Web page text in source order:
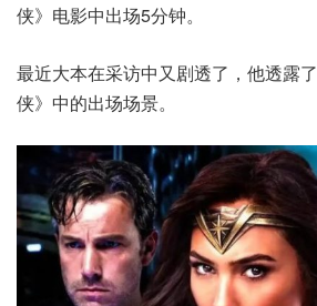
侠》电影中出场5分钟。
最近大本在采访中又剧透了，他透露了
侠》中的出场场景。